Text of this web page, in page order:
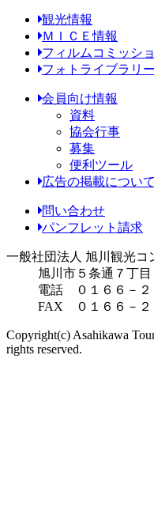
観光情報
ＭＩＣＥ情報
フィルムコミッシ
フォトライブラリー
会員向け情報
資料
協会行事
募集
便利ツール
広告の掲載について
問い合わせ
パンフレット請求
一般社団法人 旭川観光コ
旭川市５条通７丁
電話 ０１６６－
FAX ０１６６－２
Copyright(c) Asahikawa
rights reserved.